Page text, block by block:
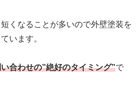
くなることが多いので外壁塗装を
います。
合わせの”絶好のタイミング”で